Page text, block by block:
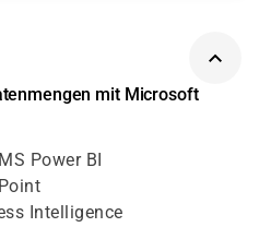
mit Microsoft
Power BI
Intelligence